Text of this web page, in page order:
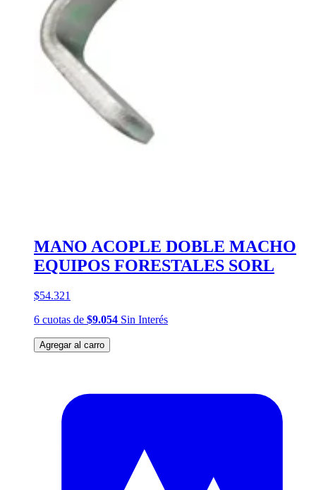
MANO ACOPLE DOBLE MACHO
EQUIPOS FORESTALES SORL
$54.321
6 cuotas de $9.054 Sin Interés
Agregar al carro